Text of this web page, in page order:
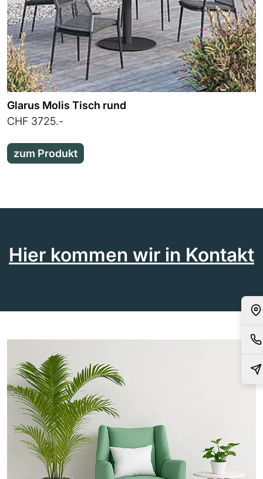
Glarus Molis Tisch rund
CHF 3725.-
zum Produkt
Hier kommen wir in Kontakt